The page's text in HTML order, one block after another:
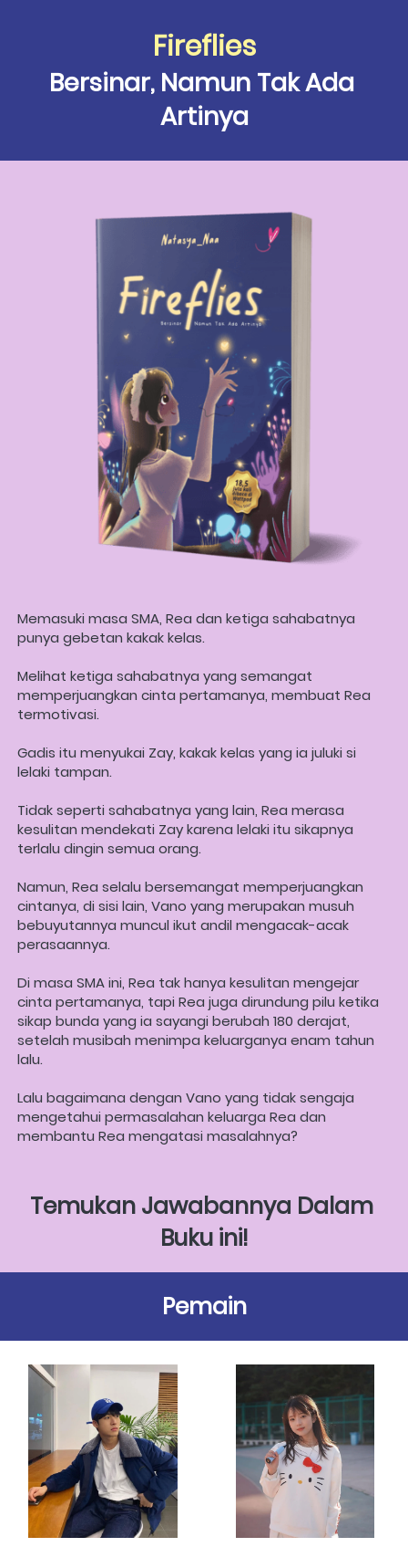
Fireflies
Bersinar, Namun Tak Ada
Artinya
Memasuki masa SMA, Rea dan ketiga sahabatnya
punya gebetan kakak kelas.
Melihat ketiga sahabatnya yang semangat
memperjuangkan cinta pertamanya, membuat Rea
termotivasi.
Gadis itu menyukai Zay, kakak kelas yang ia juluki si
lelaki tampan.
Tidak seperti sahabatnya yang lain, Rea merasa
kesulitan mendekati Zay karena lelaki itu sikapnya
terlalu dingin semua orang.
Namun, Rea selalu bersemangat memperjuangkan
cintanya, di sisi lain, Vano yang merupakan musuh
bebuyutannya muncul ikut andil mengacak-acak
perasaannya.
Di masa SMA ini, Rea tak hanya kesulitan mengejar
cinta pertamanya, tapi Rea juga dirundung pilu ketika
sikap bunda yang ia sayangi berubah 180 derajat,
setelah musibah menimpa keluarganya enam tahun
lalu.
Lalu bagaimana dengan Vano yang tidak sengaja
mengetahui permasalahan keluarga Rea dan
membantu Rea mengatasi masalahnya?
Temukan Jawabannya Dalam
Buku ini!
Pemain